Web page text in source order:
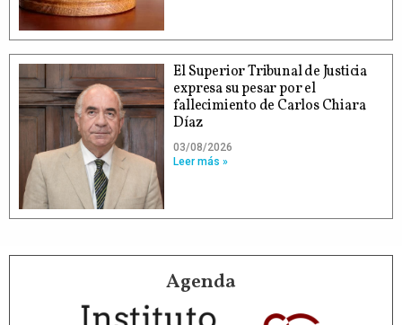
El Superior Tribunal de Justicia
expresa su pesar por el
fallecimiento de Carlos Chiara
Díaz
03/08/2026
Leer más »
Agenda